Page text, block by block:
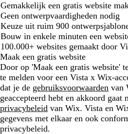
Gemakkelijk een gratis website
Geen ontwerpvaardigheden nodig
Keuze uit ruim 900
Bouw in enkele minuten een
100.000+ websites gemaakt door
Maak een gratis website
Door op 'Maak een gratis website'
te melden voor een Vista x Wix-
dat je de gebruiksvoorwaarden van
geaccepteerd hebt en akkoord gaat
privacybeleid van Wix. Vista en
gegevens met elkaar en ook
privacybeleid.